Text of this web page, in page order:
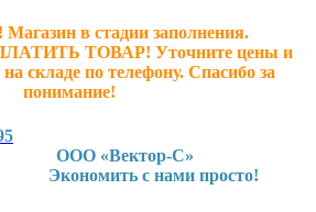
в стадии заполнения.
ТОВАР! Уточните цены и
складе по телефону. Спасибо за
понимание!
ООО «Вектор-С»
с нами просто!